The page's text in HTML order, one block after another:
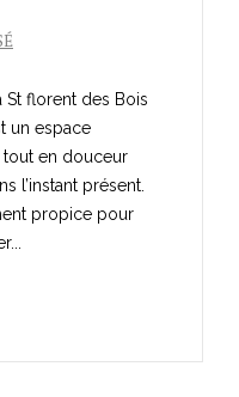
St florent des Bois
un espace
en douceur
l’instant présent.
propice pour